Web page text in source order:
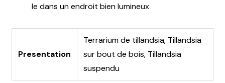
le dans un endroit bien lumineux
Presentation
Terrarium de tillandsia, Tillandsia
sur bout de bois, Tillandsia
suspendu